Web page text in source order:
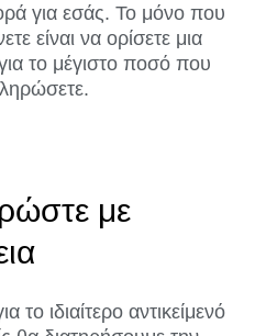
για εσάς. Το μόνο που
είναι να ορίσετε μια
το μέγιστο ποσό που
με
το ιδιαίτερο αντικείμενό